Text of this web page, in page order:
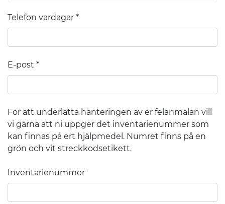
Telefon vardagar
E-post
För att underlätta hanteringen av er felanmälan vill
vi gärna att ni uppger det inventarienummer som
kan finnas på ert hjälpmedel. Numret finns på en
grön och vit streckkodsetikett.
Inventarienummer